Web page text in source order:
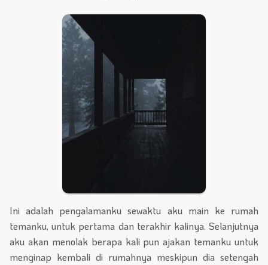
Ini adalah pengalamanku sewaktu aku main ke rumah
temanku, untuk pertama dan terakhir kalinya. Selanjutnya
aku akan menolak berapa kali pun ajakan temanku untuk
menginap kembali di rumahnya meskipun dia setengah